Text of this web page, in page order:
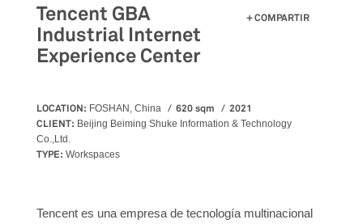
Tencent GBA
Industrial Internet
Experience Center
COMPARTIR
LOCATION: FOSHAN, China 620 sqm
2021
CLIENT: Beijing Beiming Shuke Information & Technology
Co.,Ltd.
TYPE: Workspaces
Tencent es una empresa de tecnología multinacional